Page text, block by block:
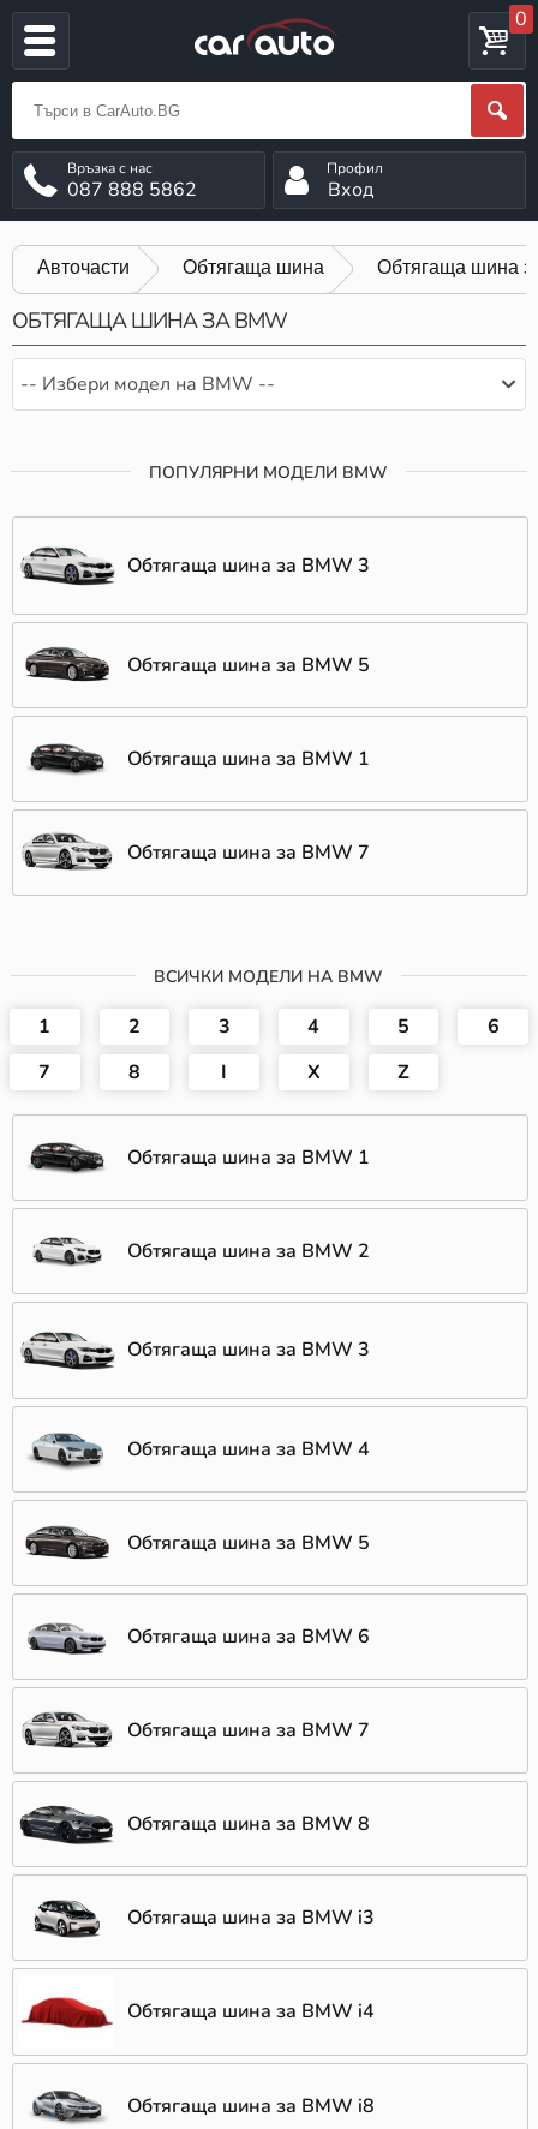
0
087 888 5862 Вход
Авточасти Обтягаща шина Обтягаща шина
ОБТЯГАЩА ШИНА ЗА BMW
-- Избери модел на BMW --
ПОПУЛЯРНИ МОДЕЛИ BMW
Обтягаща шина за BMW 3
Обтягаща шина за BMW 5
Обтягаща шина за BMW 1
Обтягаща шина за BMW 7
ВСИЧКИ МОДЕЛИ НА BMW
1 2 3 4 5
6
7
8 I X Z
Обтягаща шина за BMW 1
Обтягаща шина за BMW 2
Обтягаща шина за BMW 3
Обтягаща шина за BMW 4
Обтягаща шина за BMW 5
Обтягаща шина за BMW 6
Обтягаща шина за BMW 7
Обтягаща шина за BMW 8
Обтягаща шина за BMW i3
Обтягаща шина за BMW i4
Обтягаща шина за BMW i8